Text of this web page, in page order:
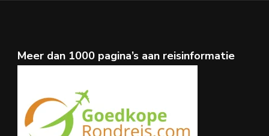
Meer dan 1000 pagina’s aan reisinformatie